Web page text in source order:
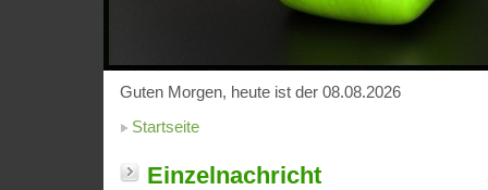
Guten Morgen, heute ist der 08.08.2026
Startseite
Einzelnachricht